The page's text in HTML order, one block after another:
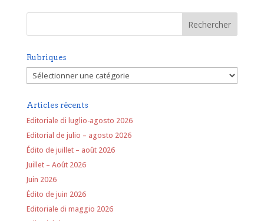
Rubriques
Rubriques
Articles récents
Editoriale di luglio-agosto 2026
Editorial de julio – agosto 2026
Édito de juillet – août 2026
Juillet – Août 2026
Juin 2026
Édito de juin 2026
Editoriale di maggio 2026